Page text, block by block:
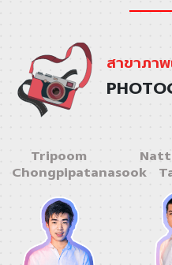
สาขาภา
Tripoom
Chongpipatanasook